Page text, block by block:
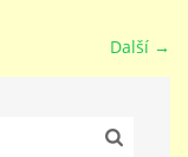
Další →